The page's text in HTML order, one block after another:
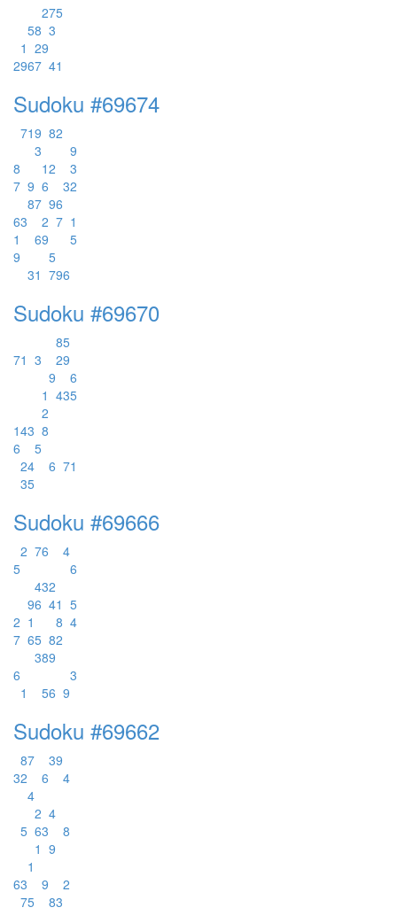
275
58 3
1 29
2967 41
Sudoku #69674
719 82
3
9
8
12
3
7 9 6 32
87 96
63 2 7 1
1
69
5
9
5
31 796
Sudoku #69670
85
71 3 29
9
6
1 435
2
143 8
6
5
24 6 71
35
Sudoku #69666
2 76
4
5
6
432
96 41 5
2 1 8 4
7 65 82
389
6
3
1
56 9
Sudoku #69662
87 39
32 6
4
4
2 4
5 63
8
1 9
1
63 9
2
75 83